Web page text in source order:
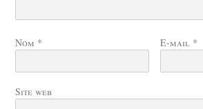
Nom * E-mail *
Site web